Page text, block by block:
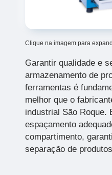
Clique na imagem para
Garantir qualidade e
armazenamento de
ferramentas é
melhor que o
industrial São Roque.
espaçamento
compartimento,
separação de